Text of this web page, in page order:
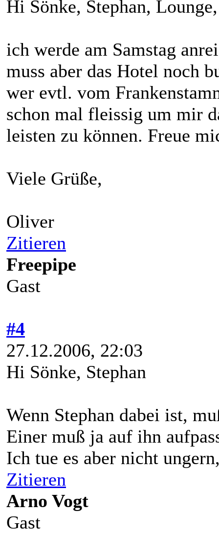
Hi Sönke, Stephan, Lounge,
ich werde am Samstag
muss aber das Hotel noch
wer evtl. vom
schon mal fleissig um mir
leisten zu können. Freue
Viele Grüße,
Oliver
Zitieren
Freepipe
Gast
#4
27.12.2006, 22:03
Hi Sönke, Stephan
Wenn Stephan dabei ist,
Einer muß ja auf ihn
Ich tue es aber nicht
Zitieren
Arno Vogt
Gast